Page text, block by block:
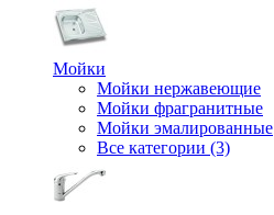
Мойки
Мойки нержавеющие
Мойки фрагранитные
Мойки эмалированные
Все категории (3)